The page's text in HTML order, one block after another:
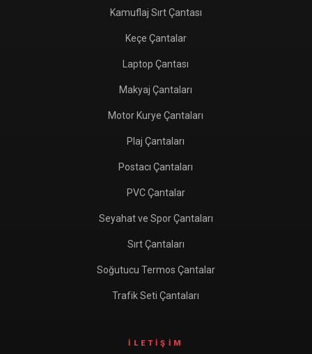
Kamuflaj Sırt Çantası
Keçe Çantalar
Laptop Çantası
Makyaj Çantaları
Motor Kurye Çantaları
Plaj Çantaları
Postacı Çantaları
PVC Çantalar
Seyahat ve Spor Çantaları
Sırt Çantaları
Soğutucu Termos Çantalar
Trafik Seti Çantaları
İLETIŞIM